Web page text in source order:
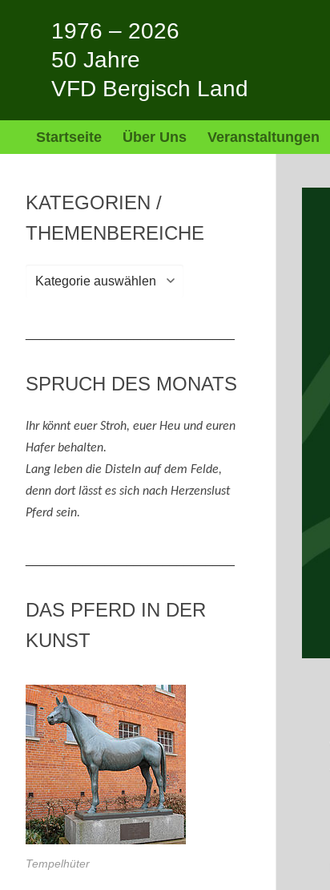
1976 – 2026
50 Jahre
VFD Bergisch Land
Startseite Über Uns Veranstaltungen
KATEGORIEN /
THEMENBEREICHE
Kategorien
SPRUCH DES MONATS
Ihr könnt euer Stroh, euer Heu und euren
Hafer behalten.
Lang leben die Disteln auf dem Felde,
denn dort lässt es sich nach Herzenslust
Pferd sein.
DAS PFERD IN DER
KUNST
Tempelhüter